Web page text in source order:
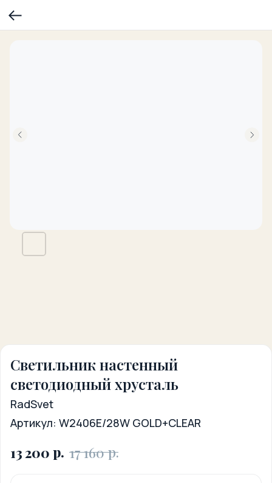
Светильник настенный
светодиодный хрусталь
RadSvet
Артикул: W2406E/28W GOLD+CLEAR
13 200 р. 17 160 р.